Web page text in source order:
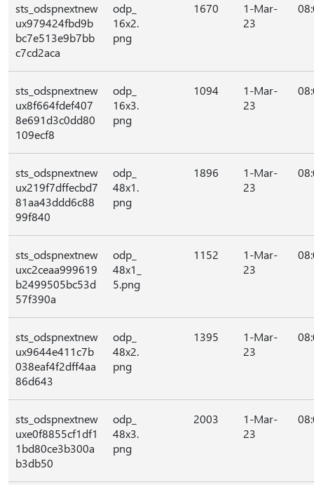
sts_odspnextnew
ux979424fbd9b
bc7e513e9b7bb
c7cd2aca
odp_
16x2.
png
1670
1-Mar-
23
sts_odspnextnew
ux8f664fdef407
8e691d3c0dd80
109ecf8
odp_
16x3.
png
1094
1-Mar-
23
sts_odspnextnew
ux219f7dffecbd7
81aa43ddd6c88
99f840
odp_
48x1.
png
1896
1-Mar-
23
sts_odspnextnew
uxc2ceaa999619
b2499505bc53d
57f390a
odp_
48x1_
5.png
1152
1-Mar-
23
sts_odspnextnew
ux9644e411c7b
038eaf4f2dff4aa
86d643
odp_
48x2.
png
1395
1-Mar-
23
sts_odspnextnew
uxe0f8855cf1df1
1bd80ce3b300a
b3db50
odp_
48x3.
png
2003
1-Mar-
23